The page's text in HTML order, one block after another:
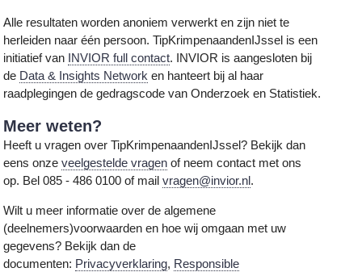
Alle resultaten worden anoniem verwerkt en zijn niet te
herleiden naar één persoon. TipKrimpenaandenIJssel is een
initiatief van
INVIOR full contact. INVIOR is aangesloten bij
de Data & Insights Network en hanteert bij al haar
raadplegingen de gedragscode van Onderzoek en Statistiek.
Meer weten?
Heeft u vragen over TipKrimpenaandenIJssel? Bekijk dan
eens onzeveelgestelde vragen of neem contact met ons
op. Bel 085 - 486 0100 of mailvragen@invior.nl .
Wilt u meer informatie over de algemene
(deelnemers)voorwaarden en hoe wij omgaan met uw
gegevens? Bekijk dan de
documenten: Privacyverklaring, Responsible